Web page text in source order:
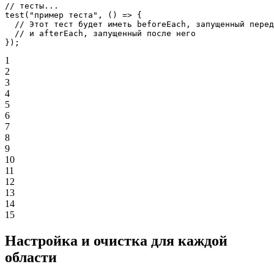
// тесты...
test ( "пример теста" , () => {
// Этот тест будет иметь beforeEach, запущенный
  // и afterEach, запущенный после него
});
1
2
3
4
5
6
7
8
9
10
11
12
13
14
15
Настройка и очистка для каждой
области